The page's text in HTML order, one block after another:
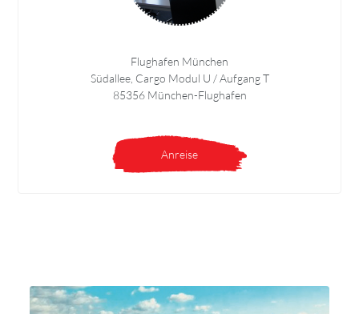
Flughafen München
Südallee, Cargo Modul U / Aufgang T
85356 München-Flughafen
Anreise